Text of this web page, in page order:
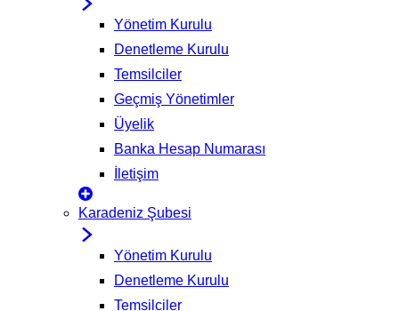
Yönetim Kurulu
Denetleme Kurulu
Temsilciler
Geçmiş Yönetimler
Üyelik
Banka Hesap Numarası
İletişim
Karadeniz Şubesi
Yönetim Kurulu
Denetleme Kurulu
Temsilciler